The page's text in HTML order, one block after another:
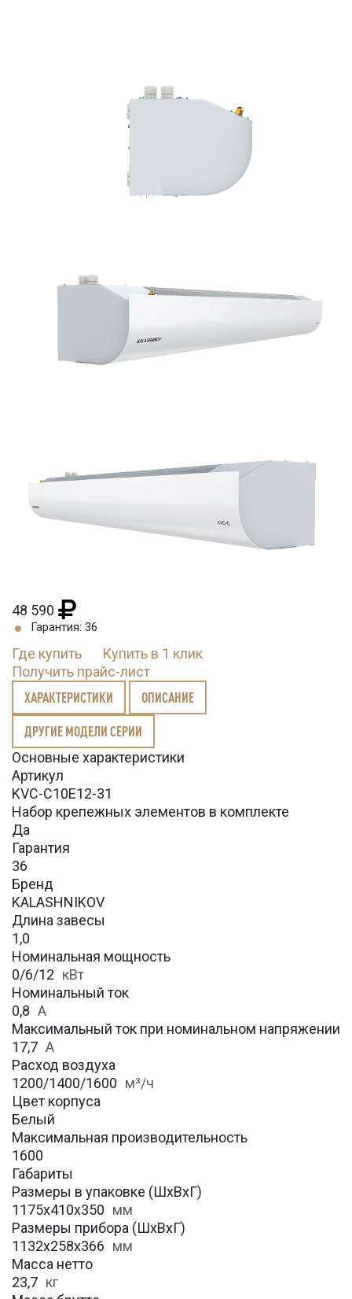
48 590
Гарантия: 36
Где купить
Купить в 1 клик
Получить прайс-лист
ХАРАКТЕРИСТИКИ ОПИСАНИЕ
ДРУГИЕ МОДЕЛИ СЕРИИ
Основные характеристики
Артикул
KVС-C10E12-31
Набор крепежных элементов в комплекте
Да
Гарантия
36
Бренд
KALASHNIKOV
Длина завесы
1,0
Номинальная мощность
0/6/12 кВт
Номинальный ток
0,8 А
Максимальный ток при номинальном напряжении
17,7 А
Расход воздуха
1200/1400/1600 м³/ч
Цвет корпуса
Белый
Максимальная производительность
1600
Габариты
Размеры в упаковке (ШхВхГ)
1175х410х350 мм
Размеры прибора (ШхВхГ)
1132х258х366 мм
Масса нетто
23,7 кг